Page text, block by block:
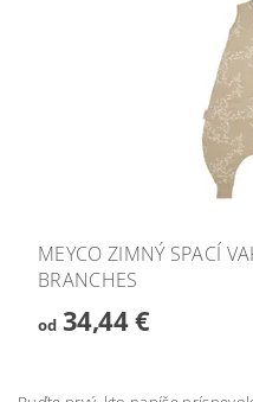
MEYCO ZIMNÝ SPACÍ
BRANCHES
od34,44 €